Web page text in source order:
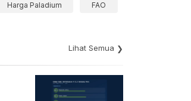
Harga Paladium FAO
Lihat Semua